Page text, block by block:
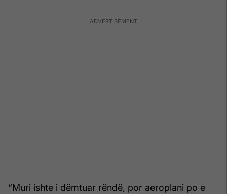
“Muri ishte i dëmtuar rëndë, por aeroplani po e